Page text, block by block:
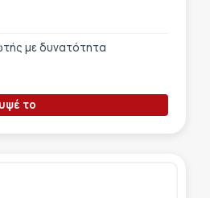
με δυνατότητα
το